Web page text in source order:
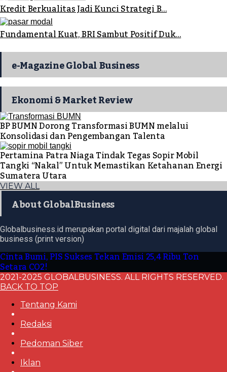
Kredit Berkualitas Jadi Kunci Strategi B...
Fundamental Kuat, BRI Sambut Positif Duk...
e-Magazine Global Business
Ekonomi & Market Review
BP BUMN Dorong Transformasi BUMN melalui
Konsolidasi dan Pengembangan Talenta
Pertamina Patra Niaga Tindak Tegas Sopir Mobil
Tangki “Nakal” Untuk Memastikan Ketahanan Energi
Sumatera Utara
VIEW ALL
About GlobalBusiness
Globalbusiness.id merupakan portal digital dari majalah global
business (print version)
Cinta Bumi, PIS Sukses Tekan Emisi 25,4 Ribu Ton
Setara CO2!
2021-2025 GLOBALBUSINESS. ALL RIGHTS RESERVED.
BACK TO TOP
Tentang Kami
Redaksi
Pedoman Siber
Iklan